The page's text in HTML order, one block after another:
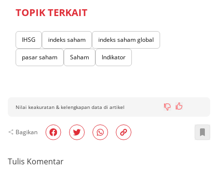
TOPIK TERKAIT
IHSG indeks saham indeks saham global
pasar saham Saham Indikator
Nilai keakuratan & kelengkapan data di artikel
Bagikan
Tulis Komentar